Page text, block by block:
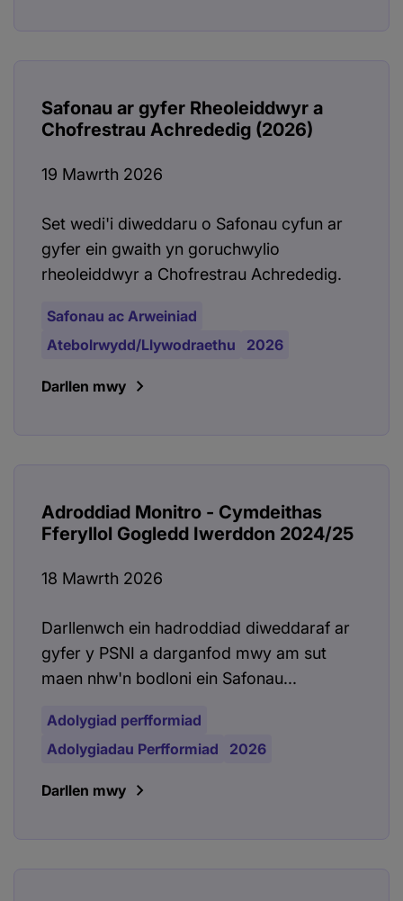
Safonau ar gyfer Rheoleiddwyr a
Chofrestrau Achrededig (2026)
19 Mawrth 2026
Set wedi'i diweddaru o Safonau cyfun ar
gyfer ein gwaith yn goruchwylio
rheoleiddwyr a Chofrestrau Achrededig.
Safonau ac Arweiniad
Atebolrwydd/Llywodraethu
2026
Darllen mwy
Adroddiad Monitro - Cymdeithas
Fferyllol Gogledd Iwerddon 2024/25
18 Mawrth 2026
Darllenwch ein hadroddiad diweddaraf ar
gyfer y PSNI a darganfod mwy am sut
maen nhw'n bodloni ein Safonau...
Adolygiad perfformiad
Adolygiadau Perfformiad
2026
Darllen mwy